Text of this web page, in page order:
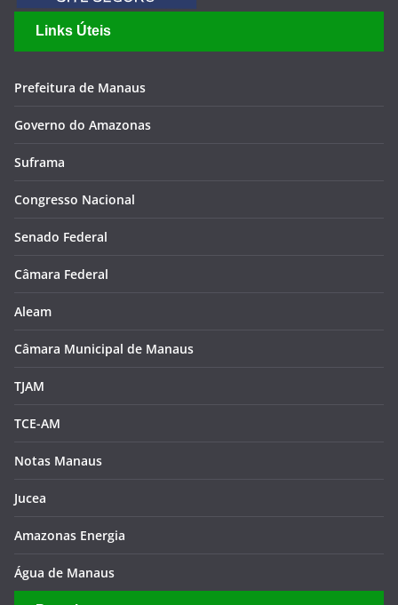
Links Úteis
Prefeitura de Manaus
Governo do Amazonas
Suframa
Congresso Nacional
Senado Federal
Câmara Federal
Aleam
Câmara Municipal de Manaus
TJAM
TCE-AM
Notas Manaus
Jucea
Amazonas Energia
Água de Manaus